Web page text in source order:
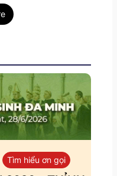
Tìm hiểu ơn gọi